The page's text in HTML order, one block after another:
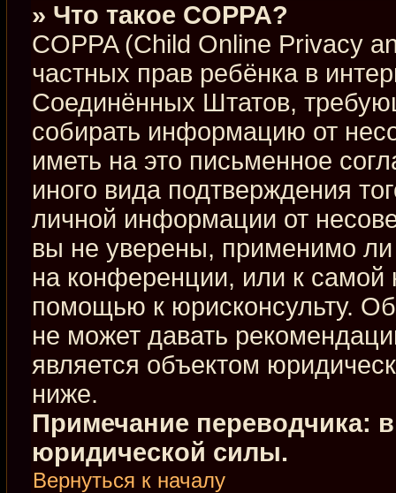
» Что такое COPPA?
COPPA (Child Online Privacy
частных прав ребёнка в
Соединённых Штатов,
собирать информацию от
иметь на это письменное
иного вида подтверждения
личной информации от
вы не уверены, применимо
на конференции, или к самой
помощью к юрисконсульту.
не может давать
является объектом
ниже.
Примечание переводчика:
юридической силы.
Вернуться к началу